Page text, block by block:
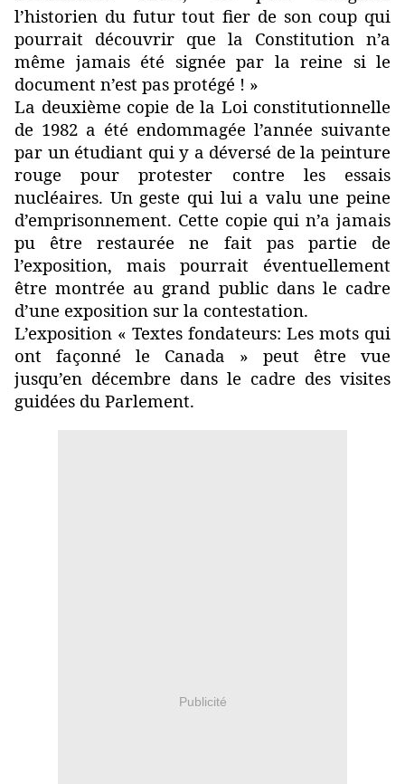
l’historien du futur tout fier de son coup qui
pourrait découvrir que la Constitution n’a
même jamais été signée par la reine si le
document n’est pas protégé ! »
La deuxième copie de la Loi constitutionnelle
de 1982 a été endommagée l’année suivante
par un étudiant qui y a déversé de la peinture
rouge pour protester contre les essais
nucléaires. Un geste qui lui a valu une peine
d’emprisonnement. Cette copie qui n’a jamais
pu être restaurée ne fait pas partie de
l’exposition, mais pourrait éventuellement
être montrée au grand public dans le cadre
d’une exposition sur la contestation.
L’exposition « Textes fondateurs: Les mots qui
ont façonné le Canada » peut être vue
jusqu’en décembre dans le cadre des visites
guidées du Parlement.
Publicité